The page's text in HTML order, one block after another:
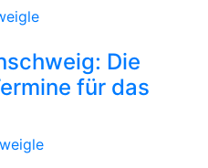
Die
für das